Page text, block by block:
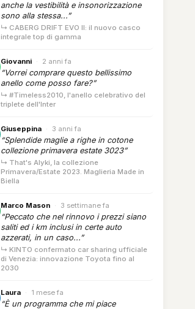
anche la vestibilità e insonorizzazione
sono alla stessa...”
↳ CABERG DRIFT EVO II: il nuovo casco
integrale top di gamma
Giovanni · 2 anni fa
“Vorrei comprare questo bellissimo
anello come posso fare?”
↳ #Timeless2010, l'anello celebrativo del
triplete dell'Inter
Giuseppina · 3 anni fa
“Splendide maglie a righe in cotone
collezione primavera estate 3023”
↳ That's Alyki, la collezione
Primavera/Estate 2023. Maglieria Made in
Biella
Marco Mason · 3 settimane fa
“Peccato che nel rinnovo i prezzi siano
saliti ed i km inclusi in certe auto
azzerati, in un caso...”
↳ KINTO confermato car sharing ufficiale
di Venezia: innovazione Toyota fino al
2030
Laura · 1 mese fa
“È un programma che mi piace